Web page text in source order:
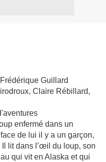
Guillard
Claire Rébillard,
enfermé dans un
de lui il y a un garçon,
lit dans l’œil du loup, son
qui vit en Alaska et qui